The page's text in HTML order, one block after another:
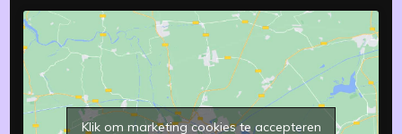
Klik om marketing cookies te accepteren